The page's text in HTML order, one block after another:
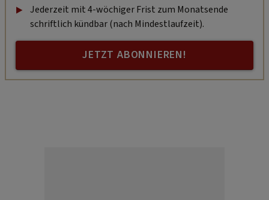
Jederzeit mit 4-wöchiger Frist zum Monatsende
schriftlich kündbar (nach Mindestlaufzeit).
JETZT ABONNIEREN!